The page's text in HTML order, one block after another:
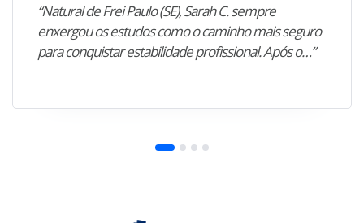
“Natural de Frei Paulo (SE), Sarah C. sempre
enxergou os estudos como o caminho mais seguro
para conquistar estabilidade profissional. Após o…”